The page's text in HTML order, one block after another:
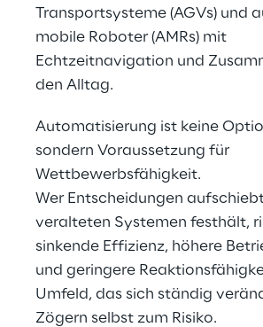
Transportsysteme (AGVs) und
mobile Roboter (AMRs) mit
Echtzeitnavigation und
den Alltag.
Automatisierung ist keine
sondern Voraussetzung für
Wettbewerbsfähigkeit.
Wer Entscheidungen
veralteten Systemen festhält,
sinkende Effizienz, höhere
und geringere
Umfeld, das sich ständig
Zögern selbst zum Risiko.